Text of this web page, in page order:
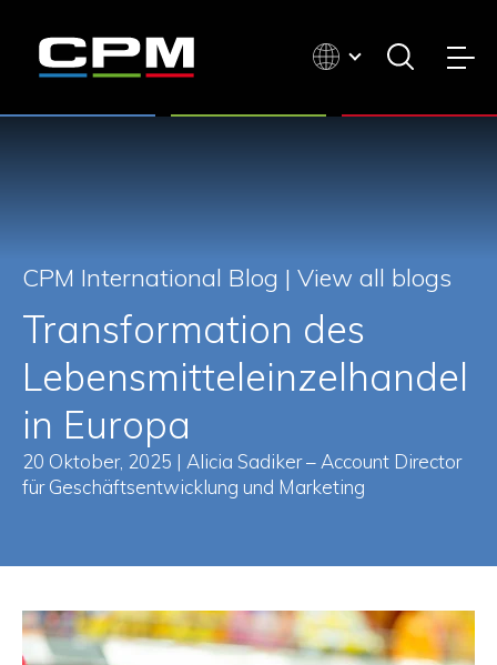
CPM International Blog | View all blogs
Transformation des
Lebensmitteleinzelhandel
in Europa
20 Oktober, 2025 | Alicia Sadiker – Account Director
für Geschäftsentwicklung und Marketing